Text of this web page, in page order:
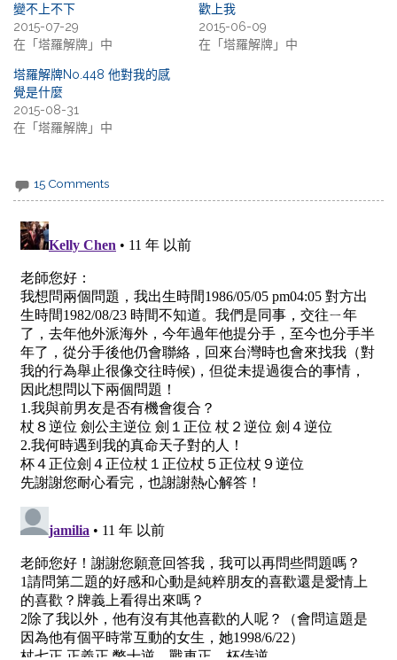
變不上不下
2015-07-29
在「塔羅解牌」中
歡上我
2015-06-09
在「塔羅解牌」中
塔羅解牌No.448 他對我的感
覺是什麼
2015-08-31
在「塔羅解牌」中
15 Comments